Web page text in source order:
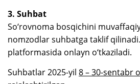
3. Suhbat
So‘rovnoma bosqichini
nomzodlar suhbatga taklif
platformasida onlayn o‘tkaziladi.
Suhbatlar 2025-yil 8 – 30-sentabr o